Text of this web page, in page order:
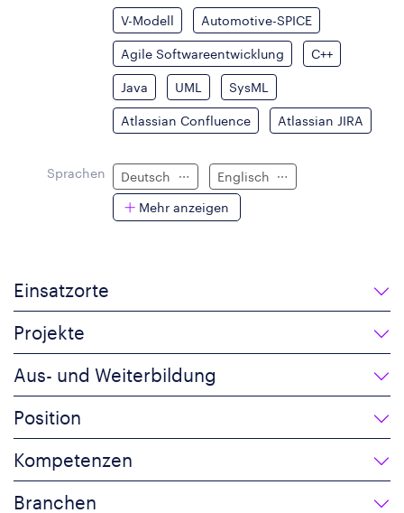
V-Modell Automotive-SPICE
Agile Softwareentwicklung C++
Java UML SysML
Atlassian Confluence Atlassian JIRA
Sprachen Deutsch
Englisch
Mehr anzeigen
Einsatzorte
Projekte
Aus- und Weiterbildung
Position
Kompetenzen
Branchen